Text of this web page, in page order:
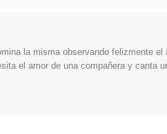
la misma observando felizmente el
el amor de una compañera y canta